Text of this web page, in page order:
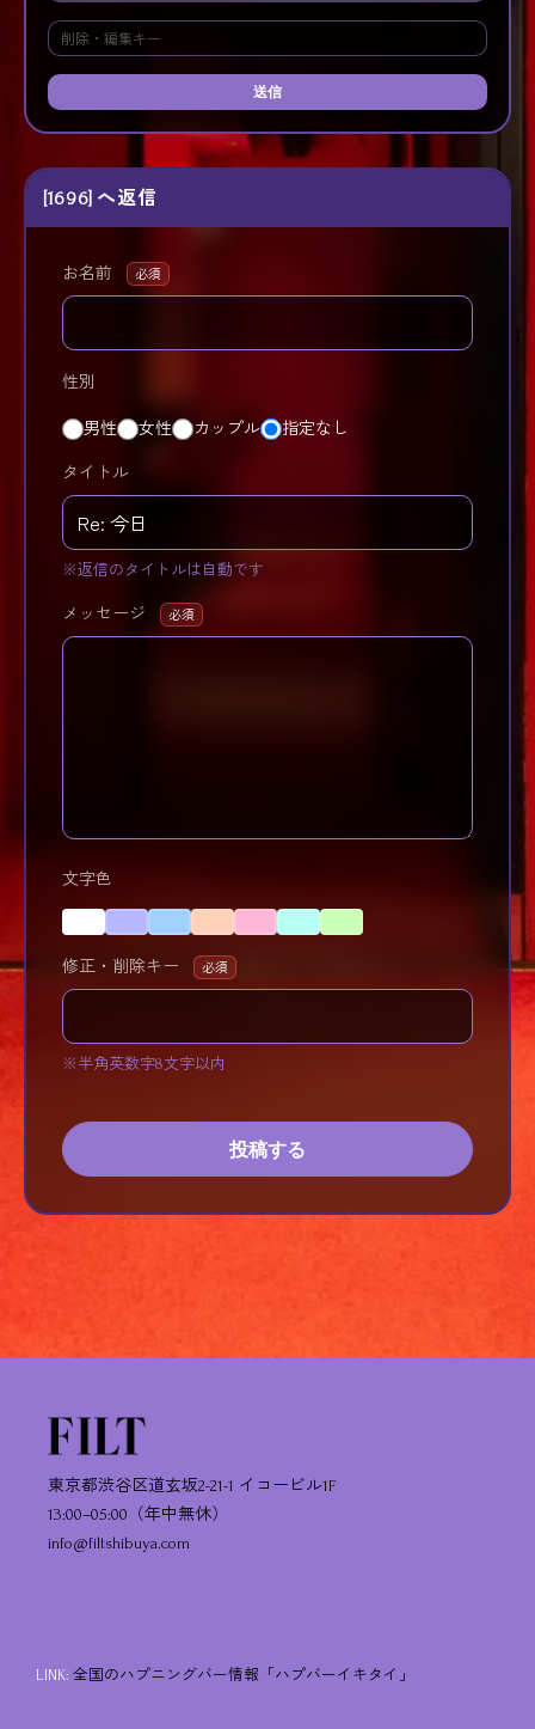
送信
[1696] へ返信
お名前 必須
性別
男性 女性 カップル 指定なし
タイトル
※返信のタイトルは自動です
メッセージ 必須
文字色
修正・削除キー 必須
※半角英数字8文字以内
投稿する
東京都渋谷区道玄坂2-21-1 イコービル1F
13:00–05:00（年中無休）
info@filtshibuya.com
LINK: 全国のハプニングバー情報「ハプバーイキタイ」